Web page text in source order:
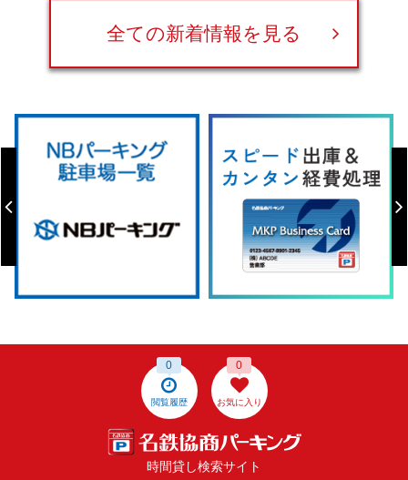
全ての新着情報を見る
閲覧履歴
0
お気に入り
0
時間貸し検索サイト